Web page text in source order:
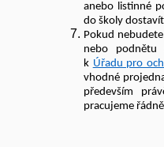
anebo listinné
do školy
Pokud
nebo podnětu
k Úřadu pro
vhodné
především
pracujeme